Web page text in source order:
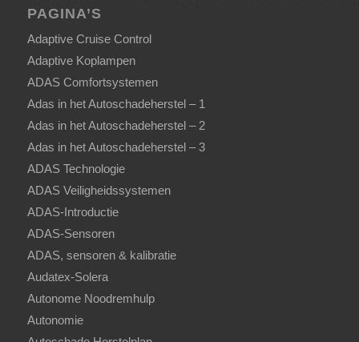
PAGINA’S
Adaptive Cruise Control
Adaptive Koplampen
ADAS Comfortsystemen
Adas in het Autoschadeherstel – 1
Adas in het Autoschadeherstel – 2
Adas in het Autoschadeherstel – 3
ADAS Technologie
ADAS Veiligheidssystemen
ADAS-Introductie
ADAS-Sensoren
ADAS, sensoren & kalibratie
Audatex-Solera
Autonome Noodremhulp
Autonomie